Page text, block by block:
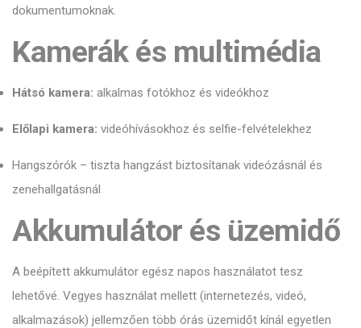
dokumentumoknak.
Kamerák és multimédia
Hátsó kamera: alkalmas fotókhoz és videókhoz
Előlapi kamera: videóhívásokhoz és selfie-felvételekhez
Hangszórók – tiszta hangzást biztosítanak videózásnál és
zenehallgatásnál
Akkumulátor és üzemidő
A beépített akkumulátor egész napos használatot tesz
lehetővé. Vegyes használat mellett (internetezés, videó,
alkalmazások) jellemzően több órás üzemidőt kínál egyetlen